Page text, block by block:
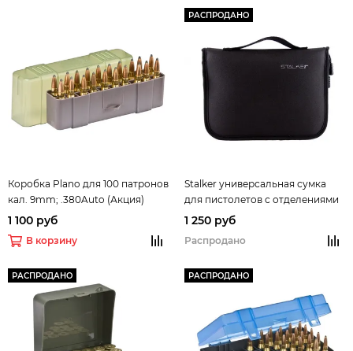
Коробка Plano для 100 патронов
кал. 9mm; .380Auto (Акция)
1 100 руб
В корзину
РАСПРОДАНО
Stalker универсальная сумка
для пистолетов с отделениями
для баллонов СО2
1 250 руб
Распродано
РАСПРОДАНО РАСПРОДАНО